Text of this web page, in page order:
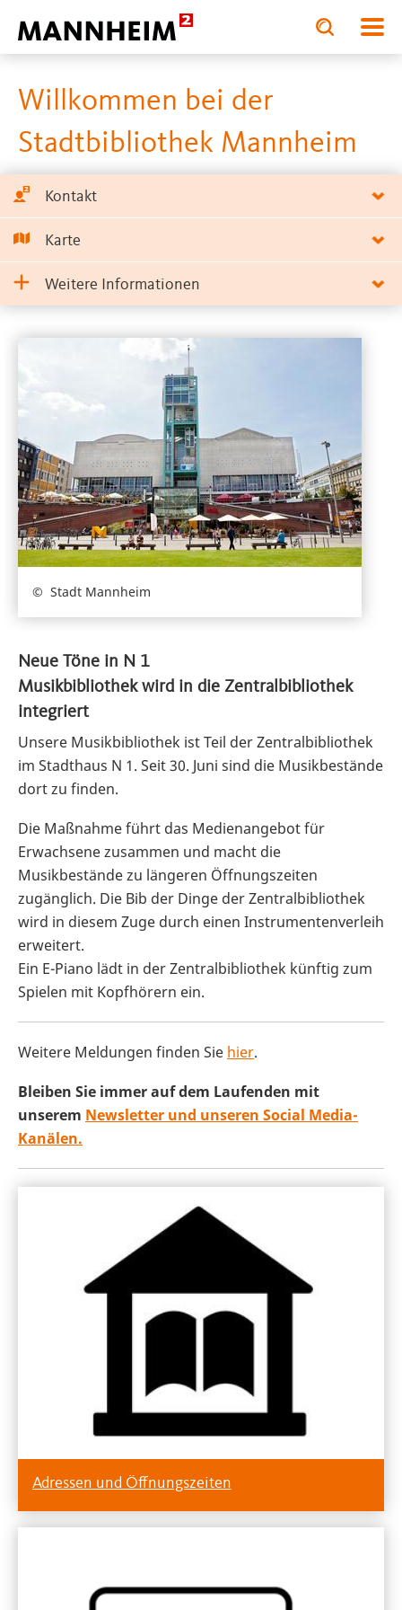
Toggle
search
input
Toggle
search
input
Willkommen bei der
Stadtbibliothek Mannheim
Kontakt
Karte
Weitere Informationen
Stadt Mannheim
Neue Töne in N 1
Musikbibliothek wird in die Zentralbibliothek
integriert
Unsere Musikbibliothek ist Teil der Zentralbibliothek
im Stadthaus N 1. Seit 30. Juni sind die Musikbestände
dort zu finden.
Die Maßnahme führt das Medienangebot für
Erwachsene zusammen und macht die
Musikbestände zu längeren Öffnungszeiten
zugänglich. Die Bib der Dinge der Zentralbibliothek
wird in diesem Zuge durch einen Instrumentenverleih
erweitert.
Ein E-Piano lädt in der Zentralbibliothek künftig zum
Spielen mit Kopfhörern ein.
Weitere Meldungen finden Sie hier.
Bleiben Sie immer auf dem Laufenden mit
unserem Newsletter und unseren Social Media-
Kanälen.
Adressen und Öffnungszeiten